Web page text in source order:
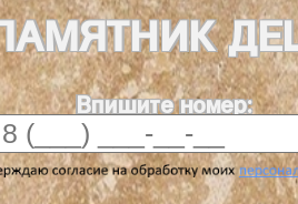
Впишите номер: